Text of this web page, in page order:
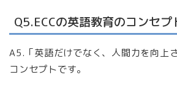
Q5.ECCの英語教育のコンセプ
A5.「英語だけでなく、人間力を向上
コンセプトです。